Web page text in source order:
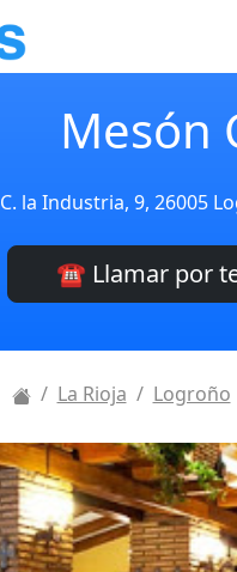
Mesón
C. la Industria, 9, 26005
☎️ Llamar por
La Rioja Logroño